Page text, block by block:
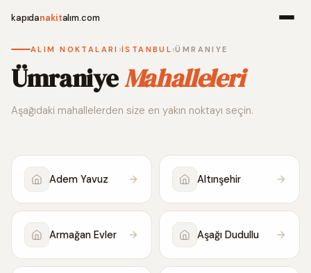
kapıdanakitalım.com
Alım
ALIM NOKTALARI ›İSTANBUL ›ÜMRANIYE
ÜmraniyeMahalleleri
Aşağıdaki mahallelerden size en yakın noktayı seçin.
Adem Yavuz Altınşehir
Armağan Evler Aşağı Dudullu